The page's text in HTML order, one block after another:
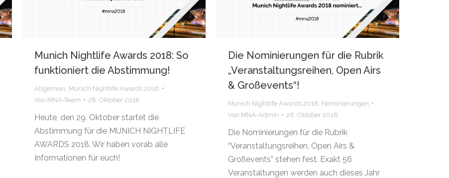
Munich Nightlife Awards 2018: So
funktioniert die Abstimmung!
Allgemein Munich Nightlife Awards 2018
Von MNA-Team 28. Oktober 2018
Heute, den 29. Oktober startet die
Abstimmung für die MUNICH NIGHTLIFE
AWARDS 2018. Wir haben vorab alle
Informationen für euch!
Die Nominierungen für die Rubrik
„Veranstaltungsreihen, Open Airs
& Großevents“!
Munich Nightlife Awards 2018 Nominierungen
Von MNA-Admin 26. Oktober 2018
Die Nominierungen für die Rubrik
“Veranstaltungsreihen, Open Airs &
Großevents” stehen fest. Exakt 56
Veranstaltungen werden auch dieses Jahr